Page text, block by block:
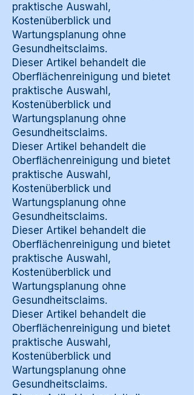
praktische Auswahl,
Kostenüberblick und
Wartungsplanung ohne
Gesundheitsclaims.
Dieser Artikel behandelt die
Oberflächenreinigung und bietet
praktische Auswahl,
Kostenüberblick und
Wartungsplanung ohne
Gesundheitsclaims.
Dieser Artikel behandelt die
Oberflächenreinigung und bietet
praktische Auswahl,
Kostenüberblick und
Wartungsplanung ohne
Gesundheitsclaims.
Dieser Artikel behandelt die
Oberflächenreinigung und bietet
praktische Auswahl,
Kostenüberblick und
Wartungsplanung ohne
Gesundheitsclaims.
Dieser Artikel behandelt die
Oberflächenreinigung und bietet
praktische Auswahl,
Kostenüberblick und
Wartungsplanung ohne
Gesundheitsclaims.